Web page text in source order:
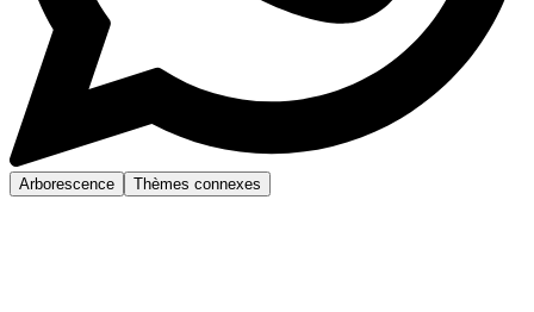
Arborescence Thèmes connexes